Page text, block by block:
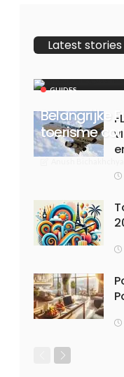
Latest stories
GUIDES
Belangrijke
toerisme